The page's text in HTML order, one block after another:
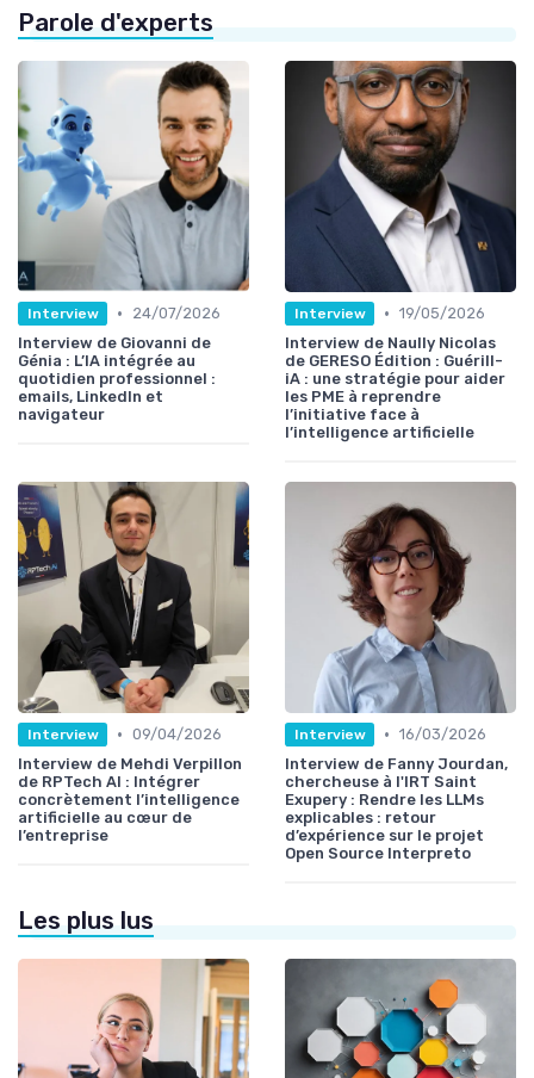
Parole d'experts
Interview •
24/07/2026
Interview de Giovanni de
Génia : L’IA intégrée au
quotidien professionnel :
emails, LinkedIn et
navigateur
Interview • 19/05/2026
Interview de Naully Nicolas
de GERESO Édition : Guérill-
iA : une stratégie pour aider
les PME à reprendre
l’initiative face à
l’intelligence artificielle
Interview • 09/04/2026
Interview de Mehdi Verpillon
de RPTech AI : Intégrer
concrètement l’intelligence
artificielle au cœur de
l’entreprise
Interview • 16/03/2026
Interview de Fanny Jourdan,
chercheuse à l'IRT Saint
Exupery : Rendre les LLMs
explicables : retour
d’expérience sur le projet
Open Source Interpreto
Les plus lus